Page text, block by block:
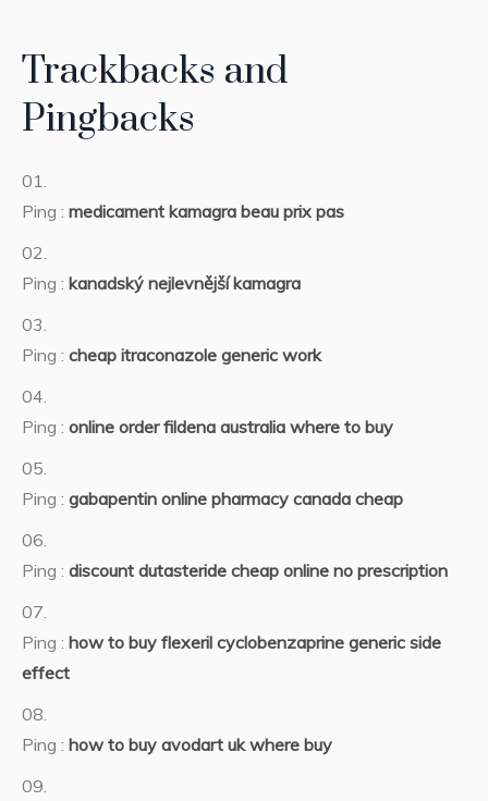
Trackbacks and
Pingbacks
Ping : medicament kamagra beau prix pas
Ping : kanadský nejlevnější kamagra
Ping : cheap itraconazole generic work
Ping : online order fildena australia where to buy
Ping : gabapentin online pharmacy canada cheap
Ping : discount dutasteride cheap online no prescription
Ping : how to buy flexeril cyclobenzaprine generic side
effect
Ping : how to buy avodart uk where buy